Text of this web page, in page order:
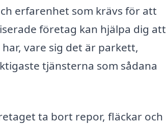
erfarenhet som krävs för att
företag kan hjälpa dig att
vare sig det är parkett,
tjänsterna som sådana
ta bort repor, fläckar och